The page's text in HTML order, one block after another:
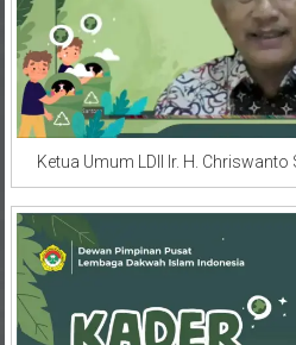
Ketua Umum LDII Ir. H.